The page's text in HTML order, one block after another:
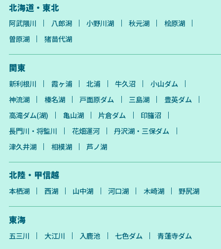
北海道・東北
阿武隈川 八郎潟 小野川湖 秋元湖
桧原湖
曽原湖
猪苗代湖
関東
新利根川 霞ヶ浦 北浦 牛久沼
小山ダム
神流湖
榛名湖 戸面原ダム 三島湖
豊英ダム
高滝ダム(湖)
亀山湖 片倉ダム
印旛沼
長門川・将監川
花畑運河
丹沢湖・三保ダム
津久井湖
相模湖 芦ノ湖
北陸・甲信越
本栖湖 西湖 山中湖 河口湖 木崎湖 野尻湖
東海
五三川 大江川 入鹿池 七色ダム 青蓮寺ダム